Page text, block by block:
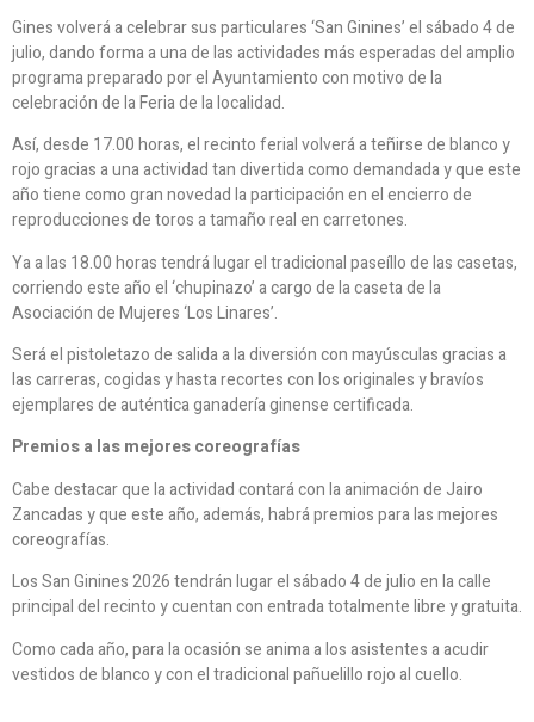
Gines volverá a celebrar sus particulares ‘San Ginines’ el sábado 4 de
julio, dando forma a una de las actividades más esperadas del amplio
programa preparado por el Ayuntamiento con motivo de la
celebración de la Feria de la localidad.
Así, desde 17.00 horas, el recinto ferial volverá a teñirse de blanco y
rojo gracias a una actividad tan divertida como demandada y que este
año tiene como gran novedad la participación en el encierro de
reproducciones de toros a tamaño real en carretones.
Ya a las 18.00 horas tendrá lugar el tradicional paseíllo de las casetas,
corriendo este año el ‘chupinazo’ a cargo de la caseta de la
Asociación de Mujeres ‘Los Linares’.
Será el pistoletazo de salida a la diversión con mayúsculas gracias a
las carreras, cogidas y hasta recortes con los originales y bravíos
ejemplares de auténtica ganadería ginense certificada.
Premios a las mejores coreografías
Cabe destacar que la actividad contará con la animación de Jairo
Zancadas y que este año, además, habrá premios para las mejores
coreografías.
Los San Ginines 2026 tendrán lugar el sábado 4 de julio en la calle
principal del recinto y cuentan con entrada totalmente libre y gratuita.
Como cada año, para la ocasión se anima a los asistentes a acudir
vestidos de blanco y con el tradicional pañuelillo rojo al cuello.